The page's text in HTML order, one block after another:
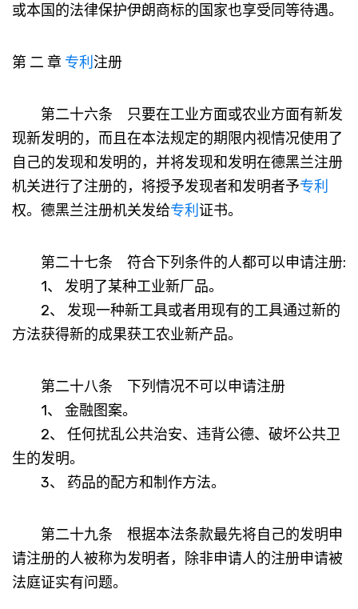
或本国的法律保护伊朗商标的国家也享受同等待遇。
第 二 章 专利 注册
第二十六条 只要在工业方面或农业方面有新发
现新发明的，而且在本法规定的期限内视情况使用了
自己的发现和发明的，并将发现和发明在德黑兰注册
机关进行了注册的，将授予发现者和发明者予专利
权。德黑兰注册机关发给专利 证书。
第二十七条 符合下列条件的人都可以申请注册:
1、 发明了某种工业新厂品。
2、 发现一种新工具或者用现有的工具通过新的
方法获得新的成果获工农业新产品。
第二十八条 下列情况不可以申请注册
1、 金融图案。
2、 任何扰乱公共治安、违背公德、破坏公共卫
生的发明。
3、 药品的配方和制作方法。
第二十九条 根据本法条款最先将自己的发明申
请注册的人被称为发明者，除非申请人的注册申请被
法庭证实有问题。